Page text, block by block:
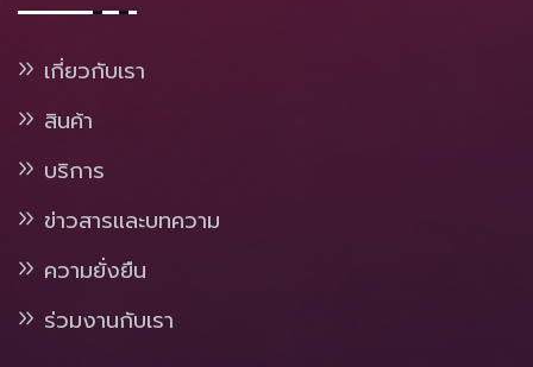
เกี่ยวกับเรา
สินค้า
บริการ
ข่าวสารและบทความ
ความยั่งยืน
ร่วมงานกับเรา